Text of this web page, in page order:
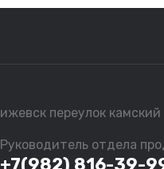
ижевск переулок камский
Руководитель отдела
+7(982) 816-39-